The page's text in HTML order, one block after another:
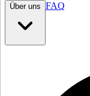
Über uns FAQ